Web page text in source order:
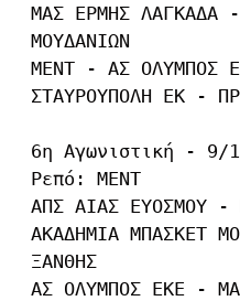
ΜΑΣ ΕΡΜΗΣ ΛΑΓΚΑΔΑ
ΜΟΥΔΑΝΙΩΝ
ΜΕΝΤ - ΑΣ ΟΛΥΜΠΟΣ
ΣΤΑΥΡΟΥΠΟΛΗ ΕΚ -
6η Αγωνιστική - 9/
Ρεπό: ΜΕΝΤ
ΑΠΣ ΑΙΑΣ ΕΥΟΣΜΟΥ -
ΑΚΑΔΗΜΙΑ ΜΠΑΣΚΕΤ
ΞΑΝΘΗΣ
ΑΣ ΟΛΥΜΠΟΣ ΕΚΕ -